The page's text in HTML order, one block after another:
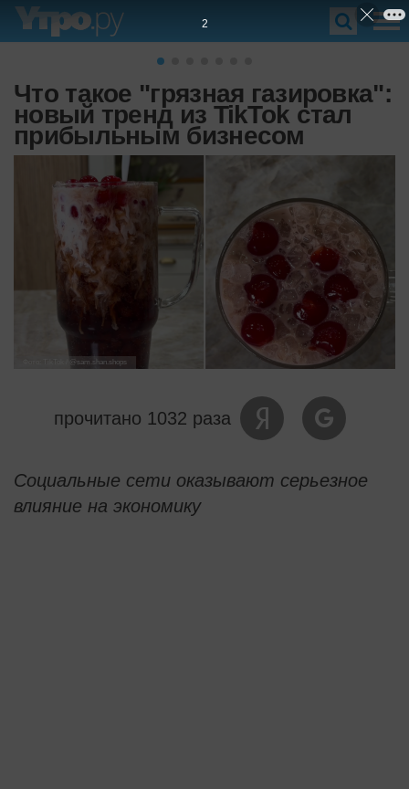
Что такое "грязная газировка":
новый тренд из TikTok стал
прибыльным бизнесом
Фото: TikTok / @sam.shan.shops
прочитано 1032 раза
Социальные сети оказывают серьезное
влияние на экономику
1